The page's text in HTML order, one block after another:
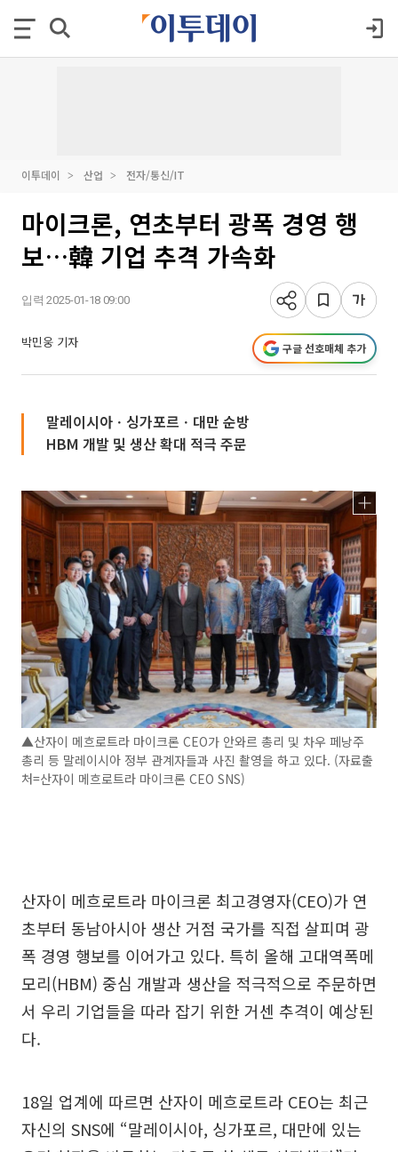
이투데이 산업 전자/통신/IT
마이크론, 연초부터 광폭 경영 행
보…韓 기업 추격 가속화
입력 2025-01-18 09:00
박민웅 기자 구글 선호매체 추가
말레이시아ㆍ싱가포르ㆍ대만 순방
HBM 개발 및 생산 확대 적극 주문
▲산자이 메흐로트라 마이크론 CEO가 안와르 총리 및 차우 페낭주
총리 등 말레이시아 정부 관계자들과 사진 촬영을 하고 있다. (자료출
처=산자이 메흐로트라 마이크론 CEO SNS)
산자이 메흐로트라 마이크론 최고경영자(CEO)가 연
초부터 동남아시아 생산 거점 국가를 직접 살피며 광
폭 경영 행보를 이어가고 있다. 특히 올해 고대역폭메
모리(HBM) 중심 개발과 생산을 적극적으로 주문하면
서 우리 기업들을 따라 잡기 위한 거센 추격이 예상된
다.
18일 업계에 따르면 산자이 메흐로트라 CEO는 최근
자신의 SNS에 “말레이시아, 싱가포르, 대만에 있는